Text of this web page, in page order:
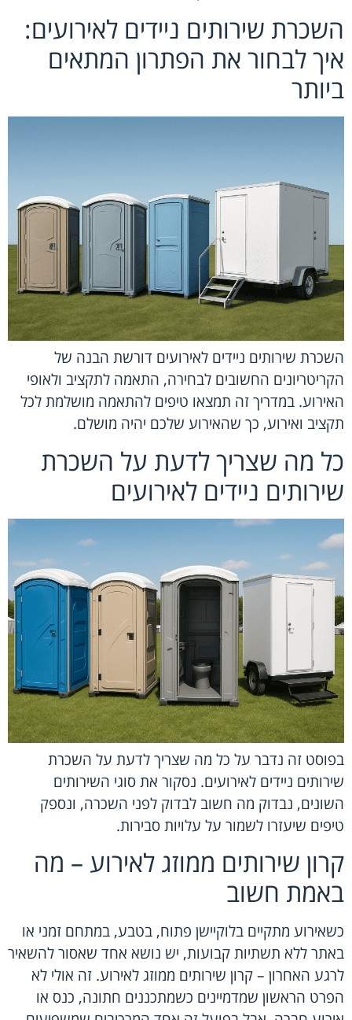
השכרת שירותים ניידים לאירועים:
איך לבחור את הפתרון המתאים
ביותר
השכרת שירותים ניידים לאירועים דורשת הבנה של
הקריטריונים החשובים לבחירה, התאמה לתקציב ולאופי
האירוע. במדריך זה תמצאו טיפים להתאמה מושלמת לכל
תקציב ואירוע, כך שהאירוע שלכם יהיה מושלם.
כל מה שצריך לדעת על השכרת
שירותים ניידים לאירועים
בפוסט זה נדבר על כל מה שצריך לדעת על השכרת
שירותים ניידים לאירועים. נסקור את סוגי השירותים
השונים, נבדוק מה חשוב לבדוק לפני השכרה, ונספק
טיפים שיעזרו לשמור על עלויות סבירות.
קרון שירותים ממוזג לאירוע – מה
באמת חשוב
כשאירוע מתקיים בלוקיישן פתוח, בטבע, במתחם זמני או
באתר ללא תשתיות קבועות, יש נושא אחד שאסור להשאיר
לרגע האחרון – קרון שירותים ממוזג לאירוע. זה אולי לא
הפרט הראשון שמדמיינים כשמתכננים חתונה, כנס או